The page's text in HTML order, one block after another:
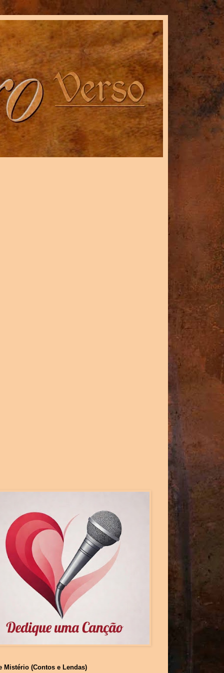
Mistério (Contos e Lendas)